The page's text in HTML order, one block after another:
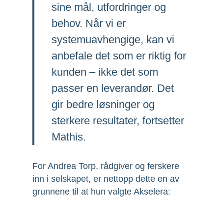
sine mål, utfordringer og
behov. Når vi er
systemuavhengige, kan vi
anbefale det som er riktig for
kunden – ikke det som
passer en leverandør. Det
gir bedre løsninger og
sterkere resultater, fortsetter
Mathis.
For Andrea Torp, rådgiver og ferskere
inn i selskapet, er nettopp dette en av
grunnene til at hun valgte Akselera: